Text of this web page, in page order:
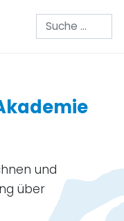
Suchen
und
über